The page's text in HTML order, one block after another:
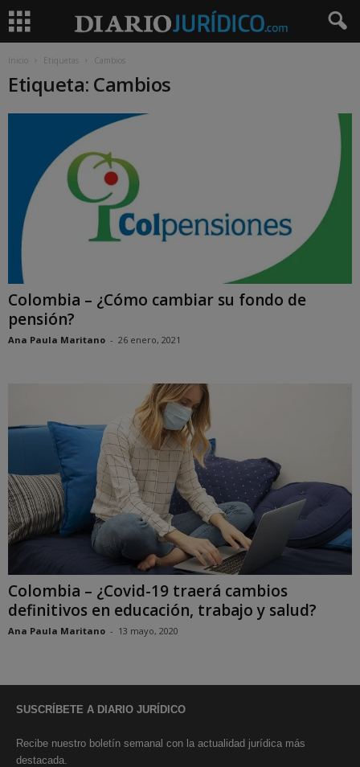
Inicio Etiquetas Cambios
Etiqueta: Cambios
Colombia – ¿Cómo cambiar su fondo de
pensión?
Ana Paula Maritano - 26 enero, 2021
Colombia – ¿Covid-19 traerá cambios
definitivos en educación, trabajo y salud?
Ana Paula Maritano - 13 mayo, 2020
SUSCRÍBETE A DIARIO JURÍDICO
Recibe nuestro boletín semanal con la actualidad jurídica más
destacada.